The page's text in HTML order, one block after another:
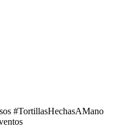
#TortillasHechasAMano